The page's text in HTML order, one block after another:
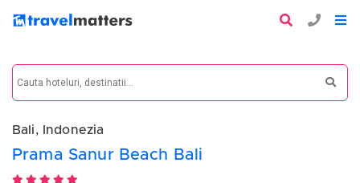
Bali, Indonezia
Prama Sanur Beach Bali